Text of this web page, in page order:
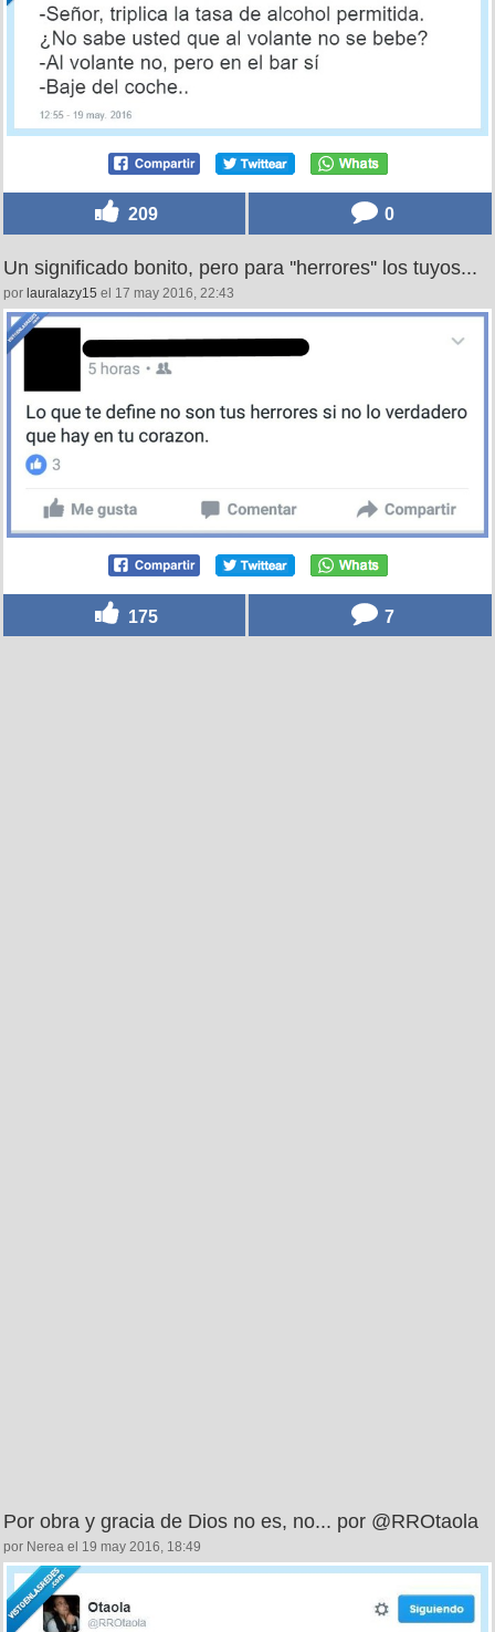
209 0
Un significado bonito, pero para ''herrores'' los tuyos...
por lauralazy15 el 17 may 2016, 22:43
175 7
Por obra y gracia de Dios no es, no... por @RROtaola
por Nerea el 19 may 2016, 18:49